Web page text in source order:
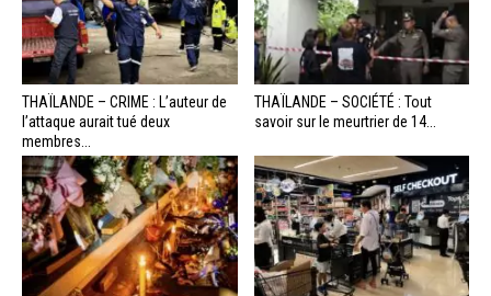
THAÏLANDE – CRIME : L’auteur de
l’attaque aurait tué deux
membres...
THAÏLANDE – SOCIÉTÉ : Tout
savoir sur le meurtrier de 14...